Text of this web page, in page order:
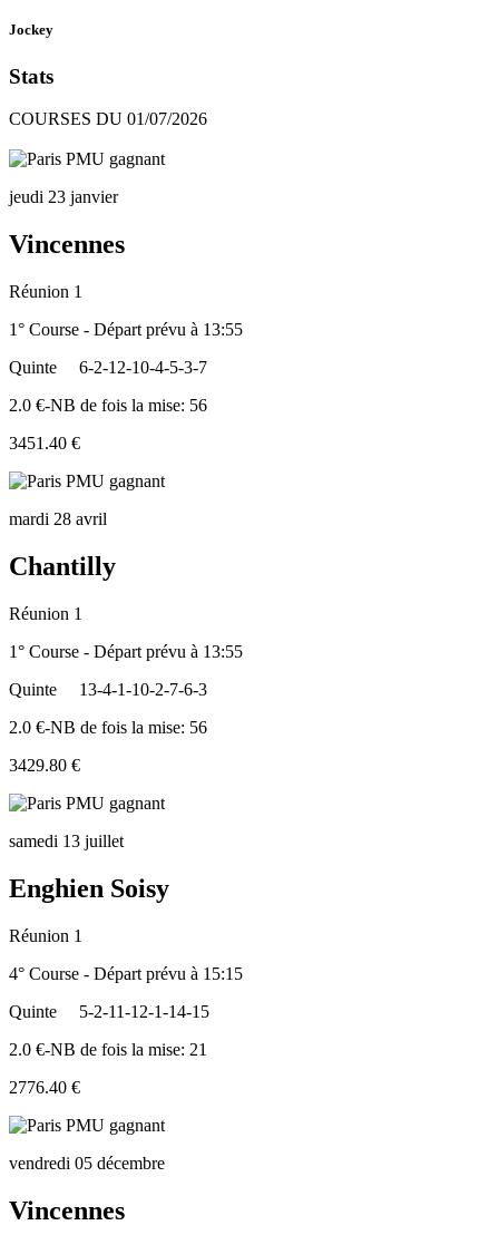
Jockey
Stats
COURSES DU 01/07/2026
jeudi 23 janvier
Vincennes
Réunion 1
1° Course - Départ prévu à 13:55
Quinte
6-2-12-10-4-5-3-7
2.0 €-NB de fois la mise: 56
3451.40 €
mardi 28 avril
Chantilly
Réunion 1
1° Course - Départ prévu à 13:55
Quinte
13-4-1-10-2-7-6-3
2.0 €-NB de fois la mise: 56
3429.80 €
samedi 13 juillet
Enghien Soisy
Réunion 1
4° Course - Départ prévu à 15:15
Quinte
5-2-11-12-1-14-15
2.0 €-NB de fois la mise: 21
2776.40 €
vendredi 05 décembre
Vincennes